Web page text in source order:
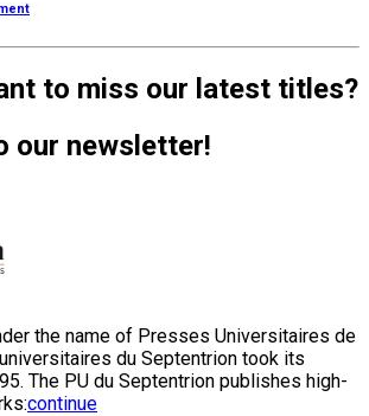
to miss our latest titles?
our newsletter!
the name of Presses Universitaires de
du Septentrion took its
The PU du Septentrion publishes high-
continue